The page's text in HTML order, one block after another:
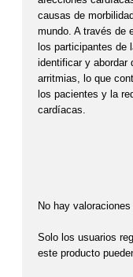
causas de
mundo. A través de
los participantes de
identificar y abordar
arritmias, lo que
los pacientes y la
cardíacas.
No hay valoraciones
Solo los usuarios
este producto